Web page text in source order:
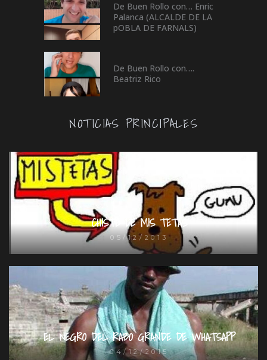
De Buen Rollo con… Enric
Palanca (ALCALDE DE LA
pOBLA DE FARNALS)
De Buen Rollo con….
Beatriz Rico
NOTICIAS PRINCIPALES
CHISTE DE MIS TETAS
05/12/2013
EL NEGRO DEL RABO GRANDE DE WHATSAPP
04/12/2015